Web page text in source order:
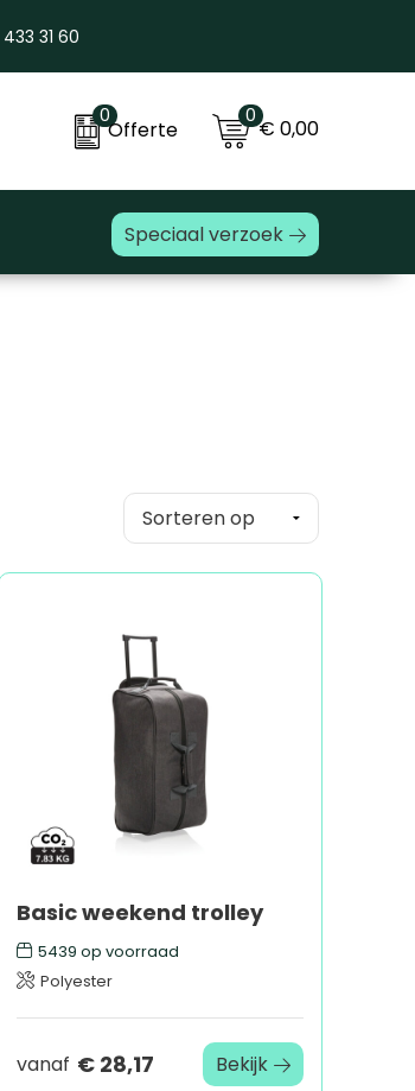
31 60
0
Offerte
0€ 0,00
Speciaal verzoek
Basic weekend trolley
5439 op voorraad
Polyester
vanaf € 28,17 Bekijk